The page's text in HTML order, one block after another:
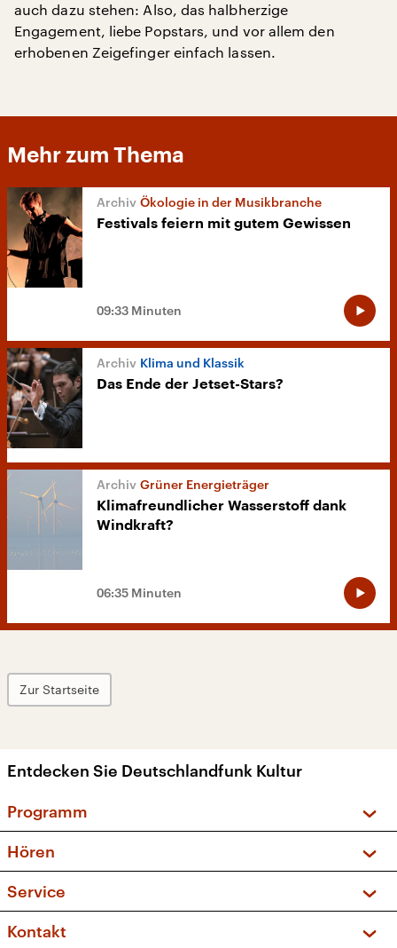
auch dazu stehen: Also, das halbherzige
Engagement, liebe Popstars, und vor allem den
erhobenen Zeigefinger einfach lassen.
Mehr zum Thema
Ökologie in der Musikbranche
Festivals feiern mit gutem Gewissen
09:33 Minuten
Klima und Klassik
Das Ende der Jetset-Stars?
Grüner Energieträger
Klimafreundlicher Wasserstoff dank
Windkraft?
06:35 Minuten
Zur Startseite
Entdecken Sie Deutschlandfunk Kultur
Programm
Sendungen und Podcasts
Musikliste
Kakadu – Das Kinderprogramm
Hören
Frequenzen (UKW + DAB+)
Service
FAQ
Kontakt